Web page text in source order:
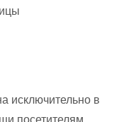
исключительно в